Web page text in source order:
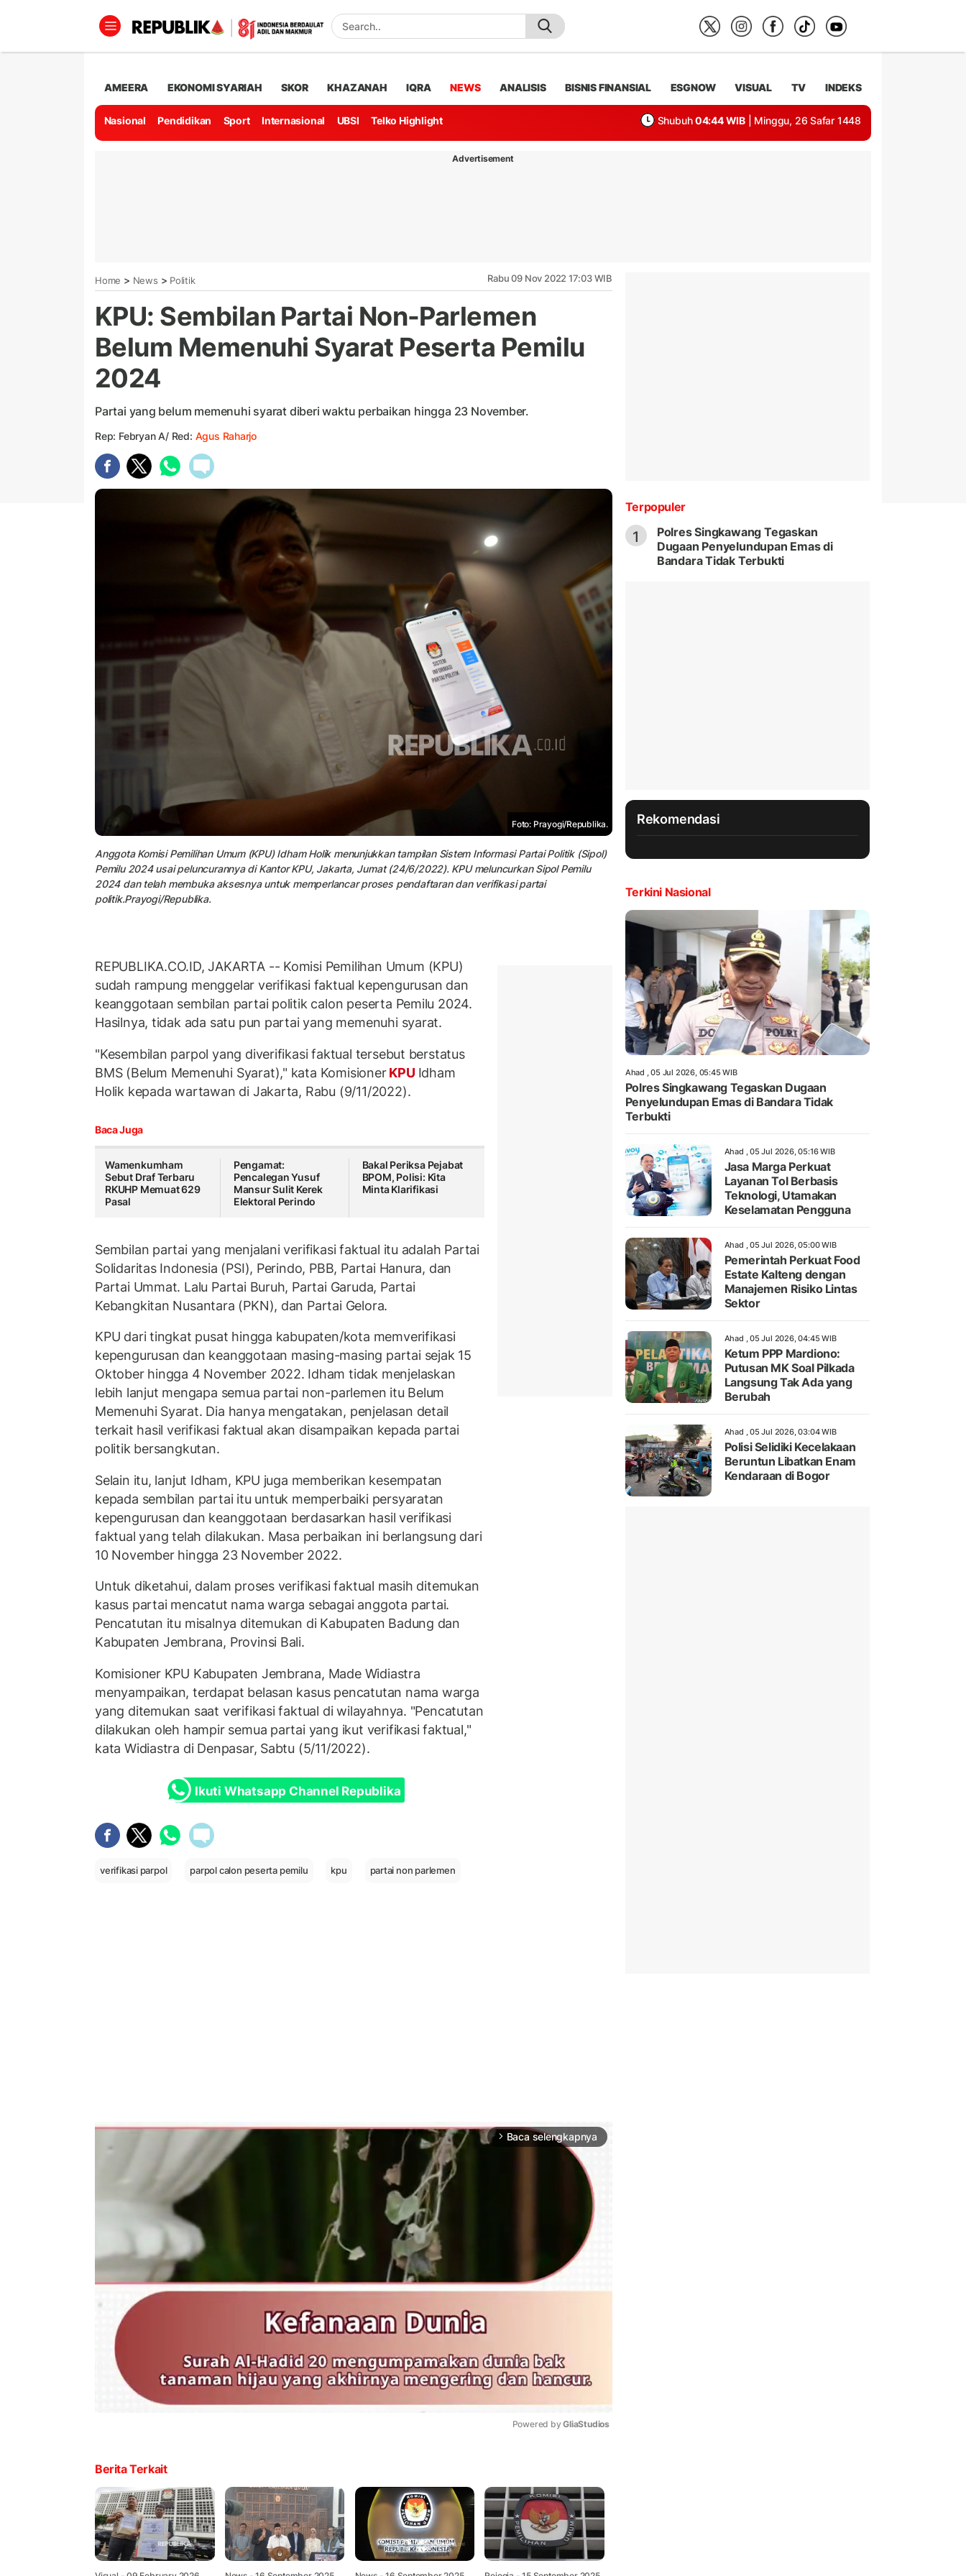
AMEERA EKONOMI SYARIAH SKOR KHAZANAH IQRA NEWS ANALISIS BISNIS FINANSIAL ESGNOW VISUAL TV INDEKS
Nasional Pendidikan Sport Internasional UBSI Telko Highlight Shubuh 04:44 WIB | Minggu, 26 Safar 1448
Advertisement
Home > News > Politik Rabu 09 Nov 2022 17:03 WIB
KPU: Sembilan Partai Non-Parlemen
Belum Memenuhi Syarat Peserta Pemilu
2024
Partai yang belum memenuhi syarat diberi waktu perbaikan hingga 23 November.
Rep: Febryan A/ Red: Agus Raharjo
Foto: Prayogi/Republika.
Anggota Komisi Pemilihan Umum (KPU) Idham Holik menunjukkan tampilan Sistem Informasi Partai Politik (Sipol)
Pemilu 2024 usai peluncurannya di Kantor KPU, Jakarta, Jumat (24/6/2022). KPU meluncurkan Sipol Pemilu
2024 dan telah membuka aksesnya untuk memperlancar proses pendaftaran dan verifikasi partai
politik.Prayogi/Republika.
REPUBLIKA.CO.ID, JAKARTA -- Komisi Pemilihan Umum (KPU)
sudah rampung menggelar verifikasi faktual kepengurusan dan
keanggotaan sembilan partai politik calon peserta Pemilu 2024.
Hasilnya, tidak ada satu pun partai yang memenuhi syarat.
"Kesembilan parpol yang diverifikasi faktual tersebut berstatus
BMS (Belum Memenuhi Syarat)," kata KomisionerKPU Idham
Holik kepada wartawan di Jakarta, Rabu (9/11/2022).
Baca Juga
Wamenkumham
Sebut Draf Terbaru
RKUHP Memuat 629
Pasal
Pengamat:
Pencalegan Yusuf
Mansur Sulit Kerek
Elektoral Perindo
Bakal Periksa Pejabat
BPOM, Polisi: Kita
Minta Klarifikasi
Sembilan partai yang menjalani verifikasi faktual itu adalah Partai
Solidaritas Indonesia (PSI), Perindo, PBB, Partai Hanura, dan
Partai Ummat. Lalu Partai Buruh, Partai Garuda, Partai
Kebangkitan Nusantara (PKN), dan Partai Gelora.
KPU dari tingkat pusat hingga kabupaten/kota memverifikasi
kepengurusan dan keanggotaan masing-masing partai sejak 15
Oktober hingga 4 November 2022. Idham tidak menjelaskan
lebih lanjut mengapa semua partai non-parlemen itu Belum
Memenuhi Syarat. Dia hanya mengatakan, penjelasan detail
terkait hasil verifikasi faktual akan disampaikan kepada partai
politik bersangkutan.
Selain itu, lanjut Idham, KPU juga memberikan kesempatan
kepada sembilan partai itu untuk memperbaiki persyaratan
kepengurusan dan keanggotaan berdasarkan hasil verifikasi
faktual yang telah dilakukan. Masa perbaikan ini berlangsung dari
10 November hingga 23 November 2022.
Untuk diketahui, dalam proses verifikasi faktual masih ditemukan
kasus partai mencatut nama warga sebagai anggota partai.
Pencatutan itu misalnya ditemukan di Kabupaten Badung dan
Kabupaten Jembrana, Provinsi Bali.
Komisioner KPU Kabupaten Jembrana, Made Widiastra
menyampaikan, terdapat belasan kasus pencatutan nama warga
yang ditemukan saat verifikasi faktual di wilayahnya. "Pencatutan
dilakukan oleh hampir semua partai yang ikut verifikasi faktual,"
kata Widiastra di Denpasar, Sabtu (5/11/2022).
Ikuti Whatsapp Channel Republika
verifikasi parpol parpol calon peserta pemilu kpu partai non parlemen
arrow_forward_ios Baca selengkapnya
Powered by GliaStudios
Berita Terkait
Terpopuler
1
Polres Singkawang Tegaskan
Dugaan Penyelundupan Emas di
Bandara Tidak Terbukti
Rekomendasi
Terkini Nasional
Ahad , 05 Jul 2026, 05:45 WIB
Polres Singkawang Tegaskan Dugaan
Penyelundupan Emas di Bandara Tidak
Terbukti
Ahad , 05 Jul 2026, 05:16 WIB
Jasa Marga Perkuat
Layanan Tol Berbasis
Teknologi, Utamakan
Keselamatan Pengguna
Ahad , 05 Jul 2026, 05:00 WIB
Pemerintah Perkuat Food
Estate Kalteng dengan
Manajemen Risiko Lintas
Sektor
Ahad , 05 Jul 2026, 04:45 WIB
Ketum PPP Mardiono:
Putusan MK Soal Pilkada
Langsung Tak Ada yang
Berubah
Ahad , 05 Jul 2026, 03:04 WIB
Polisi Selidiki Kecelakaan
Beruntun Libatkan Enam
Kendaraan di Bogor